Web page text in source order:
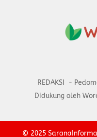
REDAKSI
Didukung oleh
© 2025